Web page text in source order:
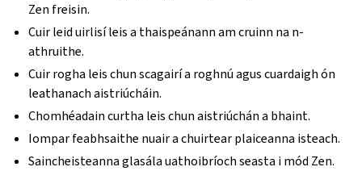
Zen freisin.
Cuir leid uirlisí leis a thaispeánann am cruinn na n-
athruithe.
Cuir rogha leis chun scagairí a roghnú agus cuardaigh ón
leathanach aistriúcháin.
Chomhéadain curtha leis chun aistriúchán a bhaint.
Iompar feabhsaithe nuair a chuirtear plaiceanna isteach.
Saincheisteanna glasála uathoibríoch seasta i mód Zen.